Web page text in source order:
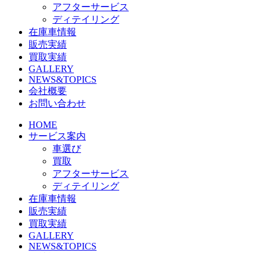
アフターサービス
ディテイリング
在庫車情報
販売実績
買取実績
GALLERY
NEWS&TOPICS
会社概要
お問い合わせ
HOME
サービス案内
車選び
買取
アフターサービス
ディテイリング
在庫車情報
販売実績
買取実績
GALLERY
NEWS&TOPICS